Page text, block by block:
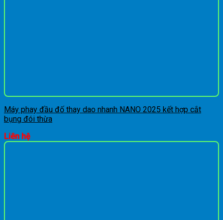
Máy phay đầu đố thay dao nhanh NANO 2025 kết hợp cắt
bụng đói thừa
Liên hệ